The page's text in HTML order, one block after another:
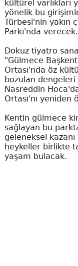
kültürel varlıkları
yönelik bu
Türbesi'nin yakın
Parkı'nda verecek.
Dokuz tiyatro
"Gülmece
Ortası'nda öz
bozulan dengeleri
Nasreddin
Ortası'nı
Kentin gülmece
sağlayan bu
geleneksel
heykeller birlikte
yaşam bulacak.